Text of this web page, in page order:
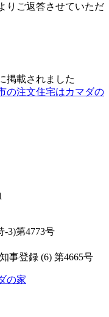
りご返答させていただ
掲載されました
3)第4773号
事登録 (6) 第4665号
の家